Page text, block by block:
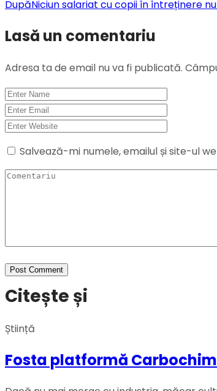
DupăNiciun salariat cu copii în întreținere
Lasă un comentariu
Adresa ta de email nu va fi publicată.
Salvează-mi numele, emailul și site-ul
Citește și
Știință
Fosta platformă